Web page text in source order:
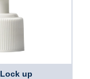
Lock up